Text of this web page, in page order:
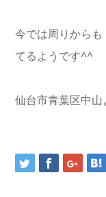
今では周りから
てるようです^^
仙台市青葉区中